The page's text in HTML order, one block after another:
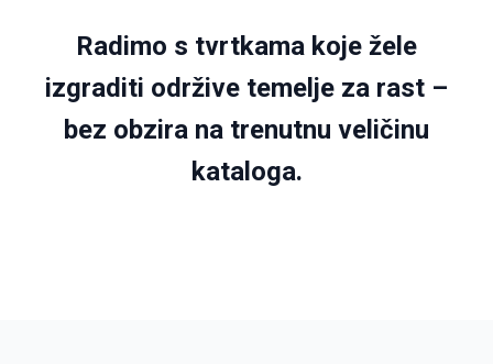
Radimo s tvrtkama koje žele
izgraditi održive temelje za rast –
bez obzira na trenutnu veličinu
kataloga.